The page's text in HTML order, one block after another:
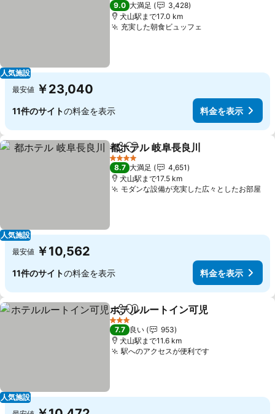
人気施設
9.0 大満足
3,428
犬山駅まで17.0 km
充実した朝食ビュッフェ
最安値 ￥23,040
11件のサイトの料金を表示 料金を表示
人気施設
シェアお気に入りに追加
都ホテル 岐阜長良川
4 ホテルのランク
8.7 大満足
4,651
犬山駅まで17.5 km
モダンな設備が充実した広々としたお部屋
最安値 ￥10,562
11件のサイトの料金を表示 料金を表示
人気施設
シェアお気に入りに追加
ホテルルートイン可児
3 ホテルのランク
7.7 良い
953
犬山駅まで11.6 km
駅へのアクセスが便利です